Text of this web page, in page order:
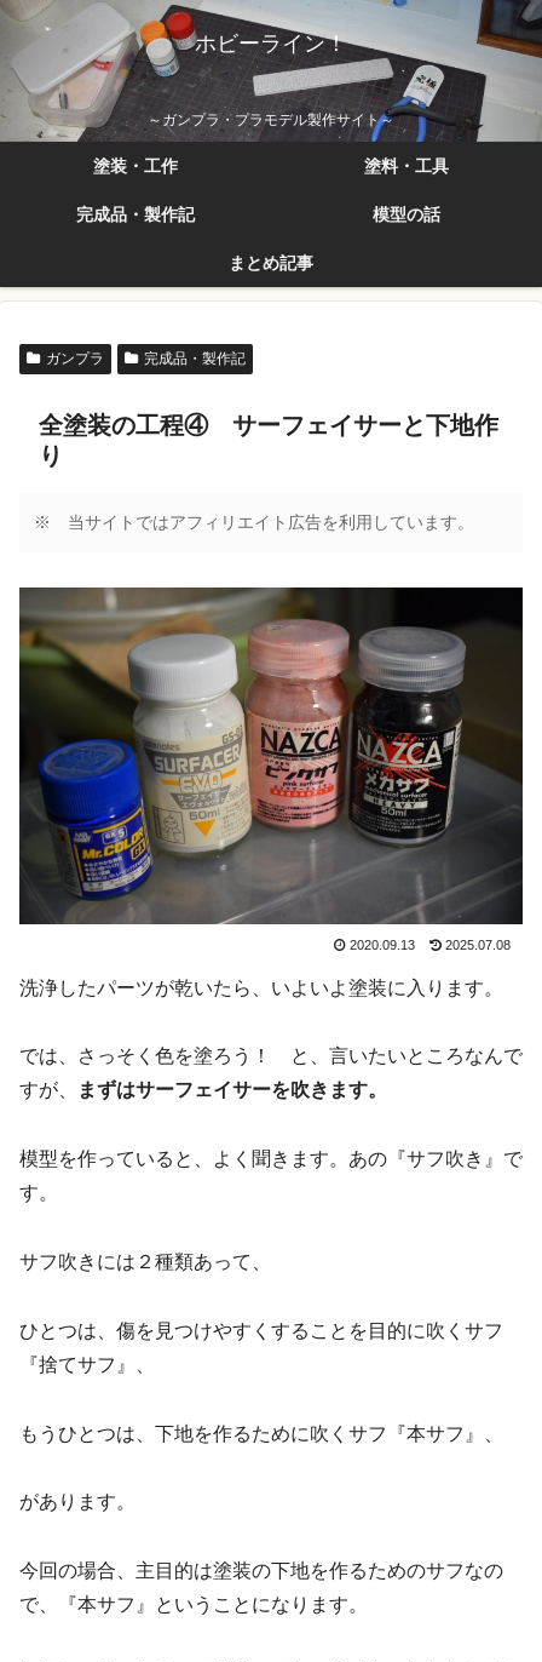
ホビーライン！
～ガンプラ・プラモデル製作サイト～
塗装・工作 塗料・工具
完成品・製作記 模型の話
まとめ記事
ガンプラ 完成品・製作記
全塗装の工程④ サーフェイサーと下地作
り
※ 当サイトではアフィリエイト広告を利用しています。
2020.09.13 2025.07.08
洗浄したパーツが乾いたら、いよいよ塗装に入ります。
では、さっそく色を塗ろう！ と、言いたいところなんで
すが、
まずはサーフェイサーを吹きます。
模型を作っていると、よく聞きます。あの『サフ吹き』で
す。
サフ吹きには２種類あって、
ひとつは、傷を見つけやすくすることを目的に吹くサフ
『捨てサフ』、
もうひとつは、下地を作るために吹くサフ『本サフ』、
があります。
今回の場合、主目的は塗装の下地を作るためのサフなの
で、『本サフ』ということになります。